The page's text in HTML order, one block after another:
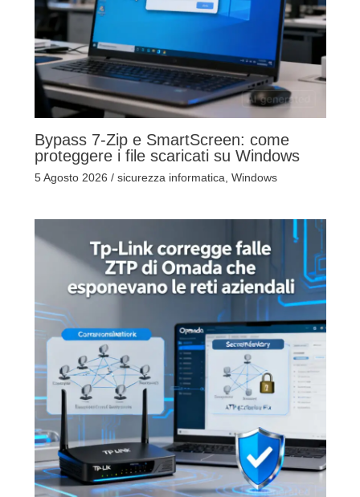
Bypass 7-Zip e SmartScreen: come
proteggere i file scaricati su Windows
5 Agosto 2026 / sicurezza informatica Windows